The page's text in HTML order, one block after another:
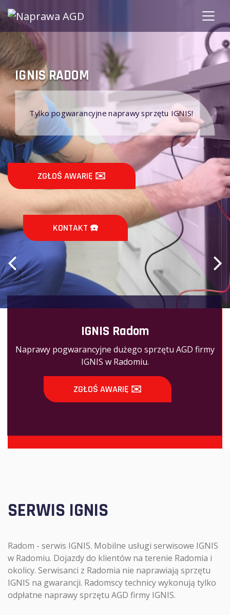
IGNIS RADOM
Tylko pogwarancyjne naprawy sprzętu IGNIS!
ZGŁOŚ AWARIĘ ✉️
KONTAKT ☎️
IGNIS Radom
Naprawy pogwarancyjne dużego sprzętu AGD firmy
IGNIS w Radomiu.
ZGŁOŚ AWARIĘ ✉️
SERWIS IGNIS
Radom - serwis IGNIS. Mobilne usługi serwisowe IGNIS
w Radomiu. Dojazdy do klientów na terenie Radomia i
okolicy. Serwisanci z Radomia nie naprawiają sprzętu
IGNIS na gwarancji. Radomscy technicy wykonują tylko
odpłatne naprawy sprzętu AGD firmy IGNIS.